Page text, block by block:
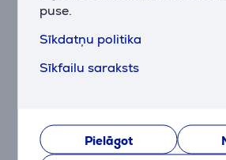
puse.
Sīkdatņu politika
Sīkfailu saraksts
Pielāgot
izstrādāta, lai atvieglotu un
Ja fēns tiek atstāts gaidstāves
manuāli.
Ekskluzīvais zvaigžņveida
īpaši izstrādāts smalkiem matiem